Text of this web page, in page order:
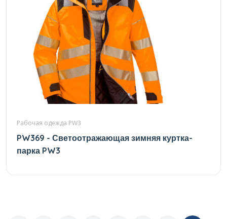
Рабочая одежда PW3
PW369 - Светоотражающая зимняя куртка-
парка PW3